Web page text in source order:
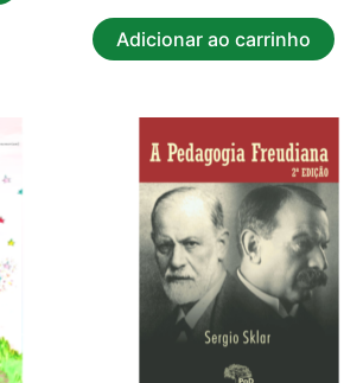
Adicionar ao carrinho